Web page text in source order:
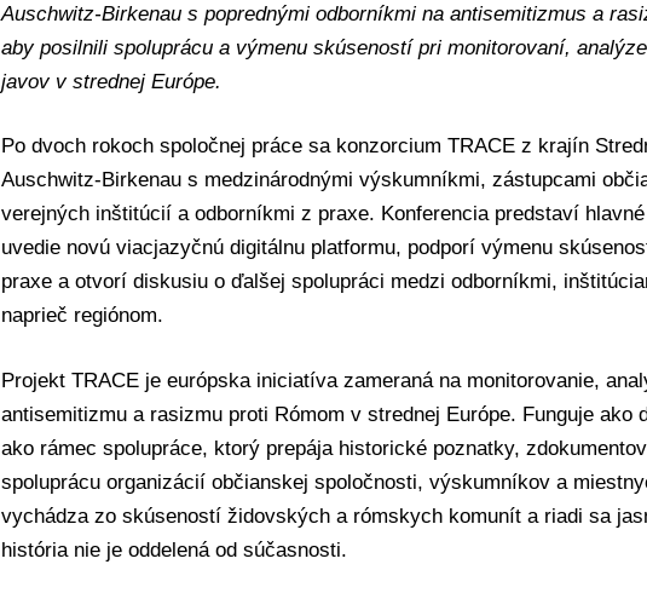
Auschwitz-Birkenau s poprednými odborníkmi na antisemitizmus a
aby posilnili spoluprácu a výmenu skúseností pri monitorovaní,
javov v strednej Európe.
Po dvoch rokoch spoločnej práce sa konzorcium TRACE z krajín
Auschwitz-Birkenau s medzinárodnými výskumníkmi, zástupcami
verejných inštitúcií a odborníkmi z praxe. Konferencia predstaví
uvedie novú viacjazyčnú digitálnu platformu, podporí výmenu
praxe a otvorí diskusiu o ďalšej spolupráci medzi odborníkmi,
naprieč regiónom.
Projekt TRACE je európska iniciatíva zameraná na monitorovanie,
antisemitizmu a rasizmu proti Rómom v strednej Európe. Funguje ako
ako rámec spolupráce, ktorý prepája historické poznatky,
spoluprácu organizácií občianskej spoločnosti, výskumníkov a
vychádza zo skúseností židovských a rómskych komunít a riadi sa
história nie je oddelená od súčasnosti.